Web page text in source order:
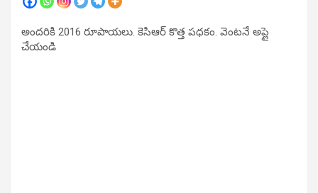
అందరికి 2016 రూపాయలు. కెసిఆర్ కొత్త పధకం. వెంటనే అప్లై
చేయండి